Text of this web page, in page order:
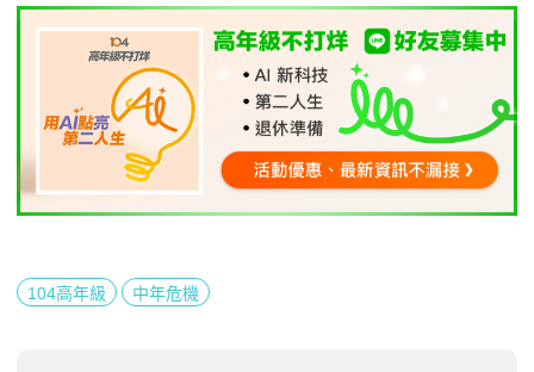
104高年級 中年危機